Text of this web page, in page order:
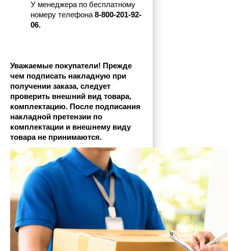
У менеджера по бесплатному
номеру телефона 8-800-201-92-
06.
Уважаемые покупатели! Прежде
чем подписать накладную при
получении заказа, следует
проверить внешний вид товара,
комплектацию. После подписания
накладной претензии по
комплектации и внешнему виду
товара не принимаются.